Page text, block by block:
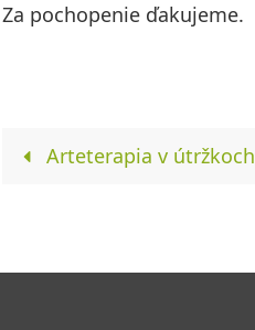
Za pochopenie ďakujeme.
Arteterapia v útržkoch